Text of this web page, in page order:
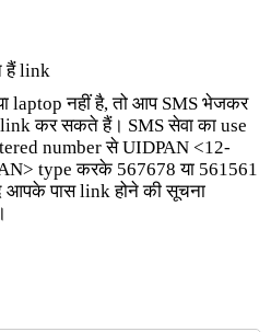
हैं link
laptop नहीं है, तो आप SMS भेजकर
कर सकते हैं। SMS सेवा का use
number से UIDPAN <12-
type करके 567678 या 561561
आपके पास link होने की सूचना